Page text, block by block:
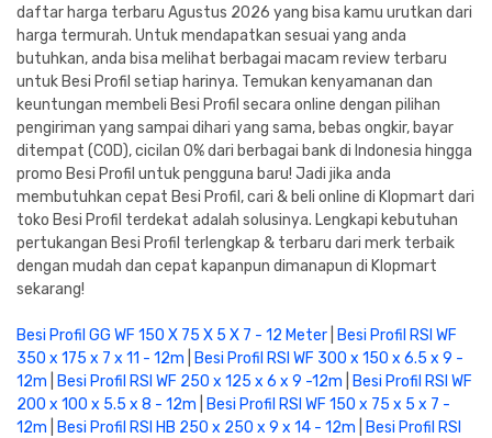
daftar harga terbaru Agustus 2026 yang bisa kamu urutkan dari
harga termurah. Untuk mendapatkan sesuai yang anda
butuhkan, anda bisa melihat berbagai macam review terbaru
untuk Besi Profil setiap harinya. Temukan kenyamanan dan
keuntungan membeli Besi Profil secara online dengan pilihan
pengiriman yang sampai dihari yang sama, bebas ongkir, bayar
ditempat (COD), cicilan 0% dari berbagai bank di Indonesia hingga
promo Besi Profil untuk pengguna baru! Jadi jika anda
membutuhkan cepat Besi Profil, cari & beli online di Klopmart dari
toko Besi Profil terdekat adalah solusinya. Lengkapi kebutuhan
pertukangan Besi Profil terlengkap & terbaru dari merk terbaik
dengan mudah dan cepat kapanpun dimanapun di Klopmart
sekarang!
Besi Profil GG WF 150 X 75 X 5 X 7 - 12 Meter
Besi Profil RSI WF
350 x 175 x 7 x 11 - 12m
Besi Profil RSI WF 300 x 150 x 6.5 x 9 -
12m
Besi Profil RSI WF 250 x 125 x 6 x 9 -12m
Besi Profil RSI WF
200 x 100 x 5.5 x 8 - 12m
Besi Profil RSI WF 150 x 75 x 5 x 7 -
12m
Besi Profil RSI HB 250 x 250 x 9 x 14 - 12m
Besi Profil RSI